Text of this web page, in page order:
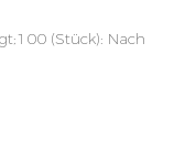
(Stück): Nach